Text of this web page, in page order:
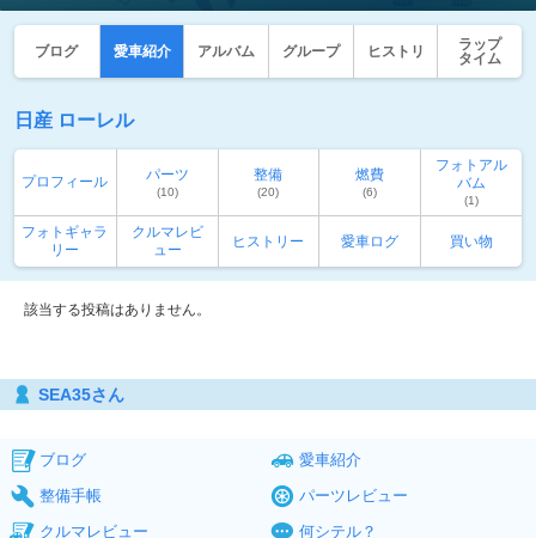
ブログ 愛車紹介 アルバム グループ ヒストリ
ラップ
タイム
日産 ローレル
プロフィール パーツ
(10)
整備
(20)
燃費
(6)
フォトアル
バム
(1)
フォトギャラ
リー
クルマレビ
ュー
ヒストリー 愛車ログ 買い物
該当する投稿はありません。
SEA35さん
ブログ
愛車紹介
整備手帳
パーツレビュー
クルマレビュー
何シテル？